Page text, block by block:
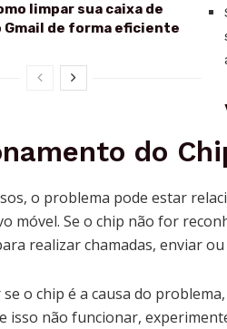
limpar sua caixa de
Gmail de forma eficiente
do
o problema pode estar
móvel. Se o chip não for
realizar chamadas, enviar ou
se o chip é a causa do
isso não funcionar,